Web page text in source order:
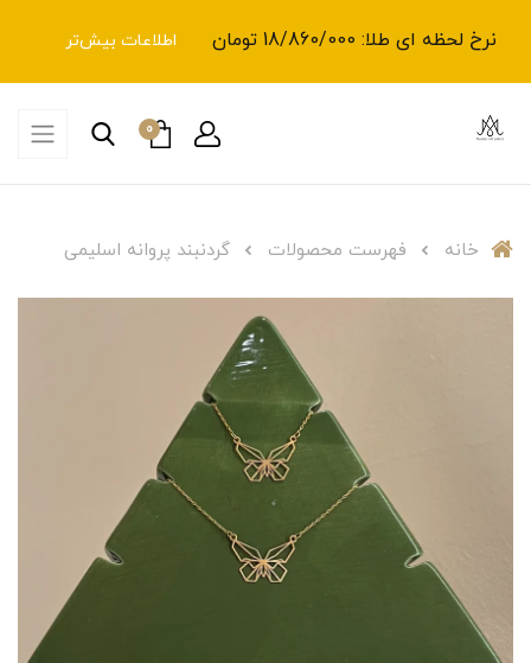
نرخ لحظه ای طلا: 18/860/000 تومان اطلاعات بیش‌تر
0
خانه فهرست محصولات گردنبند پروانه اسلیمی